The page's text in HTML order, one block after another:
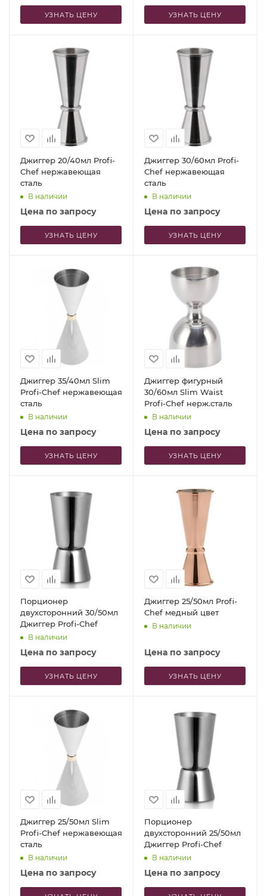
УЗНАТЬ ЦЕНУ УЗНАТЬ ЦЕНУ
Джиггер 20/40мл Profi-
Chef нержавеющая
сталь
В наличии
Цена по запросу
УЗНАТЬ ЦЕНУ
Джиггер 30/60мл Profi-
Chef нержавеющая
сталь
В наличии
Цена по запросу
УЗНАТЬ ЦЕНУ
Джиггер 35/40мл Slim
Profi-Chef нержавеющая
сталь
В наличии
Цена по запросу
УЗНАТЬ ЦЕНУ
Джиггер фигурный
30/60мл Slim Waist
Profi-Chef нерж.сталь
В наличии
Цена по запросу
УЗНАТЬ ЦЕНУ
Порционер
двухсторонний 30/50мл
Джиггер Profi-Chef
В наличии
Цена по запросу
УЗНАТЬ ЦЕНУ
Джиггер 25/50мл Profi-
Chef медный цвет
В наличии
Цена по запросу
УЗНАТЬ ЦЕНУ
Джиггер 25/50мл Slim
Profi-Chef нержавеющая
сталь
В наличии
Цена по запросу
Порционер
двухсторонний 25/50мл
Джиггер Profi-Chef
В наличии
Цена по запросу